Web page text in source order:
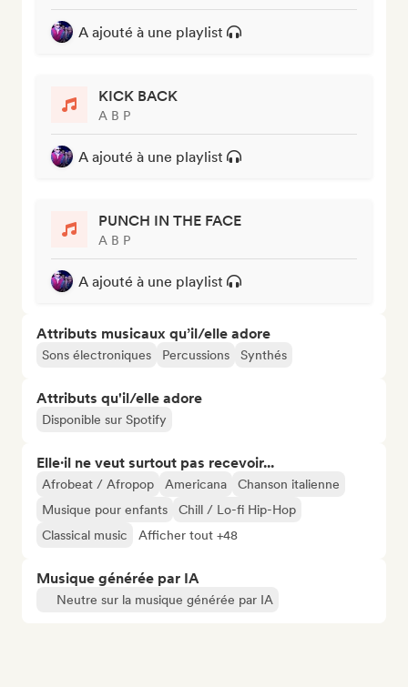
A ajouté à une playlist
KICK BACK
A B P
A ajouté à une playlist
PUNCH IN THE FACE
A B P
A ajouté à une playlist
Attributs musicaux qu’il/elle adore
Sons électroniques Percussions Synthés
Attributs qu'il/elle adore
Disponible sur Spotify
Elle·il ne veut surtout pas recevoir...
Afrobeat / Afropop Americana
Chanson italienne
Musique pour enfants
Chill / Lo-fi Hip-Hop
Classical music
Afficher tout +48
Musique générée par IA
Neutre sur la musique générée par IA